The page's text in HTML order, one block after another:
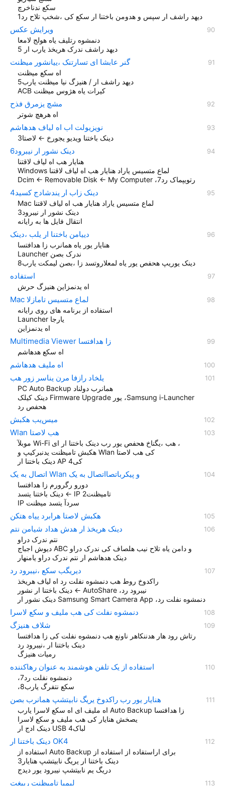
سکع ندناخرچ
دیهد راشف ار سپس و هدومن باختنا ار سکع کی ،شخپ تلاح رد1
ویرایش عکس
دنمشوه رتلیف یاه هولج لامعا
دیهد راشف ندرک هریخذ یارب ار 5
گنر عابشا ای تسارتنک ،ییانشور میظنت
اه سکع میظنت
دیهد راشف ار / هنیزگ نیا میظنت یارب5
ACB کيرات یاه هژوس ميظنت
مشچ یزمرق فذح
اه هرهچ شوتر
نویزیولت اب اه لیاف هدهاشم
دینک باختنا ویدیو یجورخ ← لاصتا3
دینک نشور ار نیبرود6
هنایار هب اه لیاف لاقتنا
Windows لماع متسیس یاراد هنایار هب اه لیاف لاقتنا
Dcim ← Removable Disk ← My Computer ،رتویپماک رد7
دینک زاب ار یندشادج کسید4
Mac لماع متسیس یاراد هنایار هب اه لیاف لاقتنا
دینک نشور ار نیبرود3
انتقال فایل ها به رایانه
دییامن باختنا ار یلب ،دینک
هنایار یور یاه همانرب زا هدافتسا
Launcher ندرک بصن
دینک یوریپ هحفص یور یاه لمعلاروتسد زا ،بصن لیمکت یارب8
استفاده
اه یدنمزاين هنيزگ حرش
Mac لماع متسیس تامازلا
استفاده از برنامه های روی رایانه
Launcher یارجا
اه یدنمزاين
Multimedia Viewer زا هدافتسا
اه سکع هدهاشم
اه ملیف هدهاشم
یلخاد رازفا مرن یناسر زور هب
PC‎ Auto Backup همانرب دولناد
دینک کیلک Firmware Upgrade یور ،Samsung i-Launcher
هحفص رد
میس‌یب هکبش
Wlan هب لاصتا
موبلآ Wi-Fi هب ،یگناخ هحفص یور رب دینک باختنا ار ای ،
هکبش تامیظنت یدنبرکیپ و Wlan کی هب لاصتا
دینک باختنا ار AP کی4
اتصال به یک Wlan و پیکرباتصااتصال به یک
دورو رگرورم زا هدافتسا
دینک باختنا یتسد ← IP تامیظنت2
IP سردآ یتسد میظنت
هکبش لاصتا هرابرد ییاه هتکن
دینک هریخذ ار هدش هداد شیامن نتم
نتم ندرک دراو
دیوش اجباج ABC و دامن یاه تلاح نیب هلصاف کی ندرک دراو
دينک هدهاشم ار نتم ندرک دراو یامنهار
دیریگب سکع ،نیبرود رد
راکدوخ روط هب دنمشوه نفلت رد اه لیاف هریخذ
دینک باختنا ار نشور ← AutoShare ،نیبرود رد
دینک نشور ار Samsung Smart Camera App ،دنمشوه نفلت رد
دنمشوه نفلت کی هب ملیف و سکع لاسرا
شلاف هنیزگ
رتاش رود هار هدننکاهر ناونع هب دنمشوه نفلت کی زا هدافتسا
دینک باختنا ار ،نیبرود رد
رمیات هنیزگ
استفاده از یک تلفن هوشمند به عنوان رهاکننده
،دنمشوه نفلت رد7
،سکع نتفرگ یارب8
هنایار یور رب راکدوخ یریگ نابیتشپ همانرب بصن
اه ملیف ای اه سکع لاسرا یارب Auto Backup زا هدافتسا
یصخش هنایار کی هب ملیف و سکع لاسرا
دینک ادج ار USB لباک4
دينک باختنا ار OK4
استفاده از Auto Backup برای اراستفاده از استفاده از
دینک باختنا ار یریگ نابیتشپ هنایار3
دریگ یم نابیتشپ نیبرود یور دیدج
لیمیا تامیظنت رییغت